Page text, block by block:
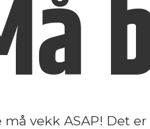
må vekk ASAP! Det